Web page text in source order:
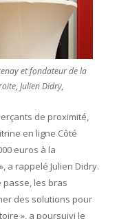
et fondateur de la
Julien Didry,
de proximité,
en ligne Côté
euros à la
a rappelé Julien Didry.
passe, les bras
des solutions pour
», a poursuivi le